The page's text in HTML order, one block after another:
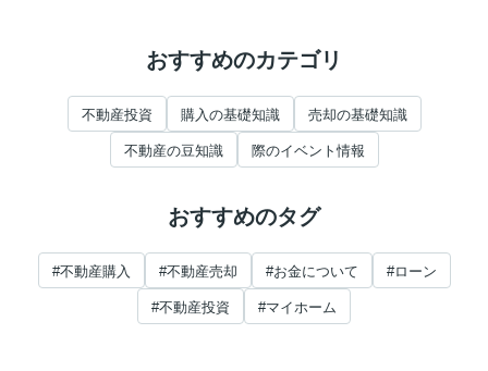
おすすめのカテゴリ
不動産投資 購入の基礎知識 売却の基礎知識
不動産の豆知識 際のイベント情報
おすすめのタグ
#不動産購入 #不動産売却 #お金について #ローン
#不動産投資 #マイホーム